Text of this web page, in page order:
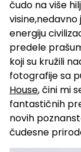
čudo na više
energiju
predele
koji su kružili
fotografije sa
House, čini mi
fantastičnih
novih
čudesne